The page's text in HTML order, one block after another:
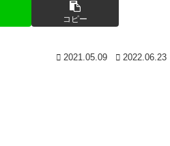
コピー
2021.05.09 2022.06.23